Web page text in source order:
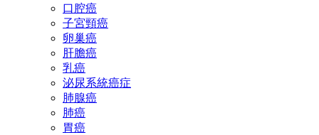
口腔癌
子宮頸癌
卵巢癌
肝膽癌
乳癌
泌尿系統癌症
肺腺癌
肺癌
胃癌